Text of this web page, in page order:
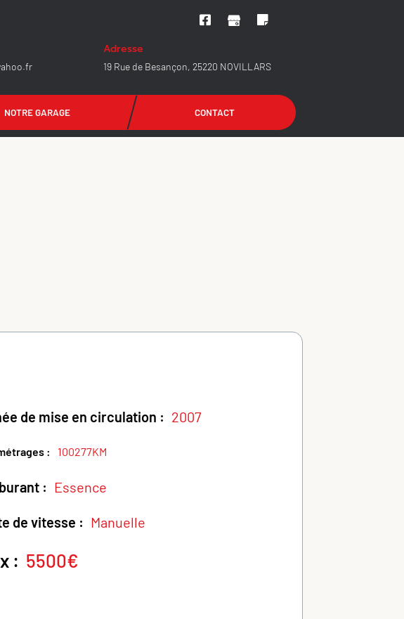
Adresse
19 Rue de Besançon, 25220 NOVILLARS
NOTRE GARAGE CONTACT
de mise en circulation : 2007
: 100277KM
: Essence
de vitesse : Manuelle
: 5500€